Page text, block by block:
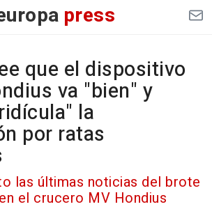
press
que el dispositivo
va "bien" y
la
por ratas
las últimas noticias del brote
el crucero MV Hondius